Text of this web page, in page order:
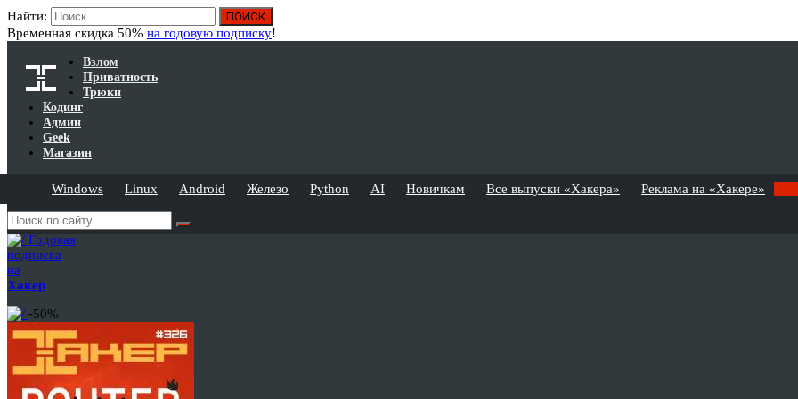
Найти:
Временная скидка 50% на годовую подписку!
Взлом
Приватность
Трюки
Кодинг
Админ
Geek
Магазин
Windows Linux Android Железо Python AI Новичкам Все выпуски «Хакера» Реклама на «Хакере»
Годовая
подписка
на
Хакер
-50%